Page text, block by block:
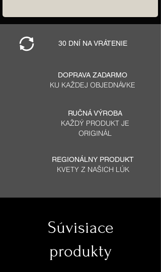
30 DNÍ NA VRÁTENIE
DOPRAVA ZADARMO
KU KAŽDEJ OBJEDNÁVKE
RUČNÁ VÝROBA
KAŽDÝ PRODUKT JE
ORIGINÁL
REGIONÁLNY PRODUKT
KVETY Z NAŠICH LÚK
Súvisiace
produkty